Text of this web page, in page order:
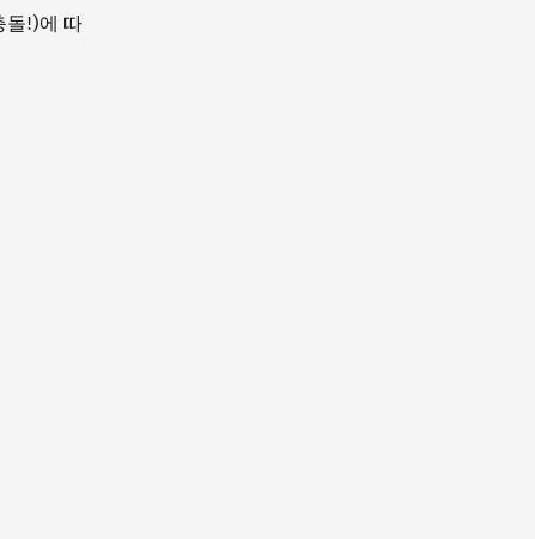
돌!)에 따